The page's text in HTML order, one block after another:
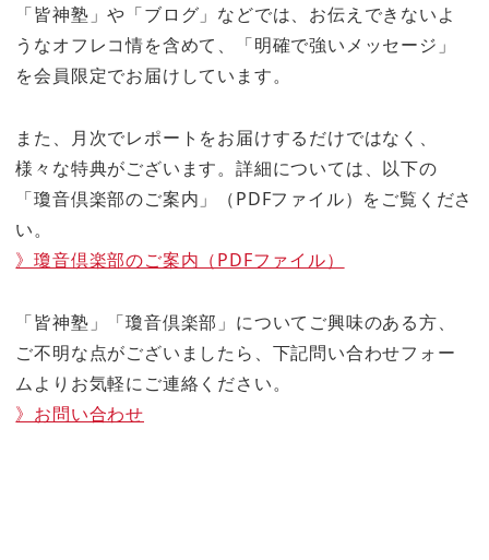
「皆神塾」や「ブログ」などでは、お伝えできないよ
うなオフレコ情を含めて、「明確で強いメッセージ」
を会員限定でお届けしています。
また、月次でレポートをお届けするだけではなく、
様々な特典がございます。詳細については、以下の
「瓊音倶楽部のご案内」（PDFファイル）をご覧くださ
い。
》瓊音倶楽部のご案内（PDFファイル）
「皆神塾」「瓊音倶楽部」についてご興味のある方、
ご不明な点がございましたら、下記問い合わせフォー
ムよりお気軽にご連絡ください。
》お問い合わせ